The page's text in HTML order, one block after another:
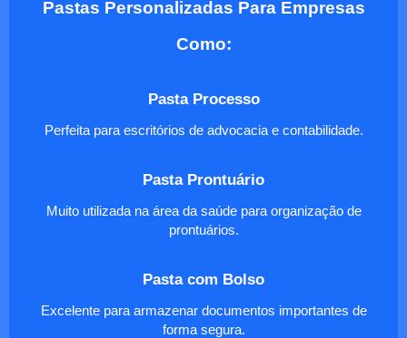
Pastas Personalizadas Para Empresas
Como:
Pasta Processo
Perfeita para escritórios de advocacia e contabilidade.
Pasta Prontuário
Muito utilizada na área da saúde para organização de
prontuários.
Pasta com Bolso
Excelente para armazenar documentos importantes de
forma segura.